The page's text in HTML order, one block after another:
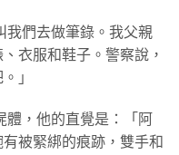
們去做筆錄。我父親
衣服和鞋子。警察說，
」
，他的直覺是：「阿
被緊綁的痕跡，雙手和